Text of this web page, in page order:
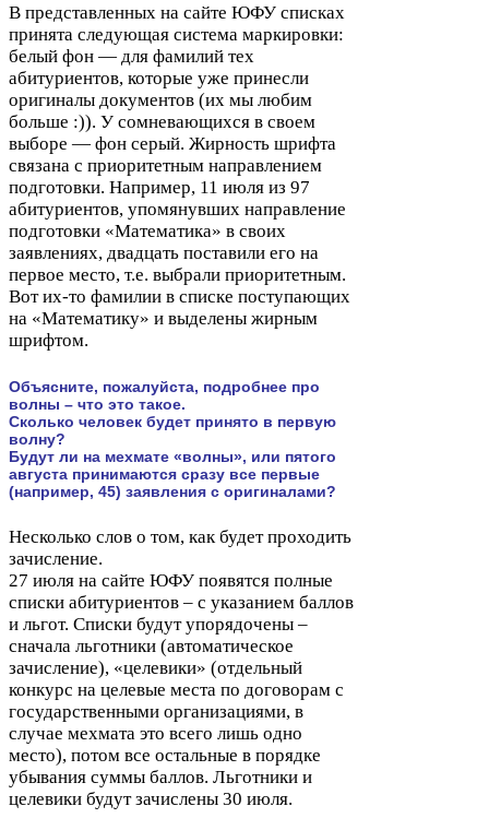
В представленных на сайте ЮФУ списках
принята следующая система маркировки:
белый фон — для фамилий тех
абитуриентов, которые уже принесли
оригиналы документов (их мы любим
больше :)). У сомневающихся в своем
выборе — фон серый. Жирность шрифта
связана с приоритетным направлением
подготовки. Например, 11 июля из 97
абитуриентов, упомянувших направление
подготовки «Математика» в своих
заявлениях, двадцать поставили его на
первое место, т.е. выбрали приоритетным.
Вот их-​то фамилии в списке поступающих
на «Математику» и выделены жирным
шрифтом.
Объясните, пожалуйста, подробнее про
волны – что это такое.
Сколько человек будет принято в первую
волну?
Будут ли на мехмате «волны», или пятого
августа принимаются сразу все первые
(например, 45) заявления с оригиналами?
Несколько слов о том, как будет проходить
зачисление.
27 июля на сайте ЮФУ появятся полные
списки абитуриентов – с указанием баллов
и льгот. Списки будут упорядочены –
сначала льготники (автоматическое
зачисление), «целевики» (отдельный
конкурс на целевые места по договорам с
государственными организациями, в
случае мехмата это всего лишь одно
место), потом все остальные в порядке
убывания суммы баллов. Льготники и
целевики будут зачислены 30 июля.